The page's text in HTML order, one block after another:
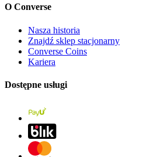
O Converse
Nasza historia
Znajdź sklep stacjonarny
Converse Coins
Kariera
Dostępne usługi